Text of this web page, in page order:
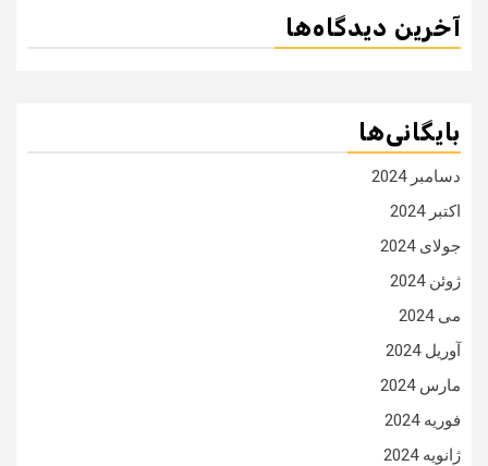
آخرین دیدگاه‌ها
بایگانی‌ها
دسامبر 2024
اکتبر 2024
جولای 2024
ژوئن 2024
می 2024
آوریل 2024
مارس 2024
فوریه 2024
ژانویه 2024